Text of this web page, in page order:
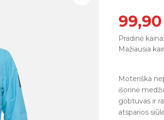
99,90
Pradinė kaina:
Mažiausia
Moteriška
išorinė
gobtuvas ir
atsparios